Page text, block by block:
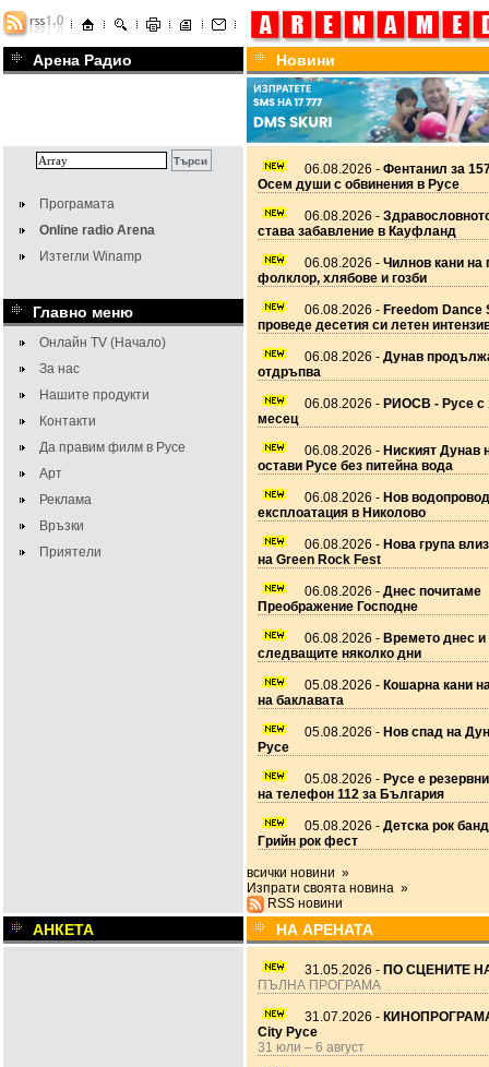
Арена Радио Новини
Програмата
Online radio Arena
Изтегли Winamp
Главно меню
Онлайн TV (Начало)
За нас
Нашите продукти
Контакти
Да правим филм в Русе
Арт
Реклама
Връзки
Приятели
06.08.2026 - Фентанил за
Осем души с обвинения в Русе
06.08.2026 -
става забавление в Кауфланд
06.08.2026 - Чилнов кани на
фолклор, хлябове и гозби
06.08.2026 - Freedom Dance
проведе десетия си летен
06.08.2026 - Дунав
отдръпва
06.08.2026 - РИОСВ - Русе с
месец
06.08.2026 - Ниският Дунав
остави Русе без питейна вода
06.08.2026 - Нов
експлоатация в Николово
06.08.2026 - Нова група
на Green Rock Fest
06.08.2026 - Днес почитаме
Преображение Господне
06.08.2026 - Времето днес и
следващите няколко дни
05.08.2026 - Кошарна кани
на баклавата
05.08.2026 - Нов спад на
Русе
05.08.2026 - Русе е
на телефон 112 за България
05.08.2026 - Детска рок
Грийн рок фест
всички новини »
Изпрати своята новина »
RSS новини
АНКЕТА НА АРЕНАТА
31.05.2026 - ПО СЦЕНИТЕ
ПЪЛНА ПРОГРАМА
31.07.2026 -
City Русе
31 юли – 6 август